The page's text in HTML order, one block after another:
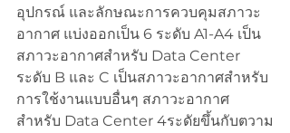
อุปกรณ์ และลักษณะการควบคุมสภาวะ
อากาศ แบ่งออกเป็น 6 ระดับ A1-A4 เป็น
สภาวะอากาศสำหรับ Data Center
ระดับ B และ C เป็นสภาวะอากาศสำหรับ
การใช้งานแบบอื่นๆ สภาวะอากาศ
สำหรับ Data Center 4ระดัยขึ้นกับตวาม